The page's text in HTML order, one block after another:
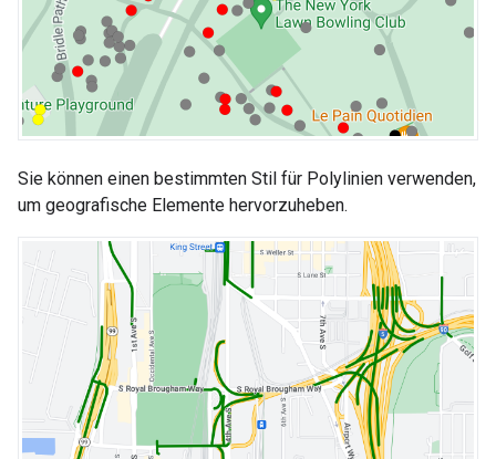
Sie können einen bestimmten Stil für Polylinien verwenden,
um geografische Elemente hervorzuheben.